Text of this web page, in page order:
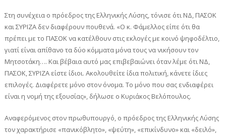
Στη συνέχεια ο πρόεδρος της Ελληνικής Λύσης, τόνισε ότι ΝΔ, ΠΑΣΟΚ
και ΣΥΡΙΖΑ δεν διαφέρουν πουθενά. «Ο κ. Φάμελλος είπε ότι θα
πρέπει με το ΠΑΣΟΚ να κατέλθουν στις εκλογές με κοινό ψηφοδέλτιο,
γιατί είναι απίθανο τα δύο κόμματα μόνα τους να νικήσουν τον
Μητσοτάκη…. Και βέβαια αυτό μας επιβεβαιώνει όταν λέμε ότι ΝΔ,
ΠΑΣΟΚ, ΣΥΡΙΖΑ είστε ίδιοι. Ακολουθείτε ίδια πολιτική, κάνετε ίδιες
επιλογές. Διαφέρετε μόνο στον όνομα. Το μόνο που σας ενδιαφέρει
είναι η νομή της εξουσίας», δήλωσε ο Κυριάκος Βελόπουλος.
Αναφερόμενος στον πρωθυπουργό, ο πρόεδρος της Ελληνικής Λύσης
τον χαρακτήρισε «πανικόβλητο», «ψεύτη», «επικίνδυνο» και «δειλό»,